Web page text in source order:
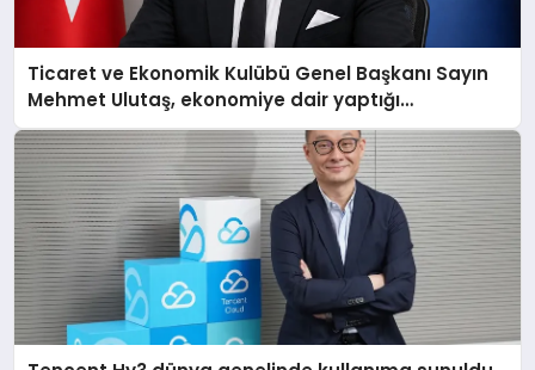
Ticaret ve Ekonomik Kulübü Genel Başkanı Sayın
Mehmet Ulutaş, ekonomiye dair yaptığı
açıklamada şunları kaydetti: